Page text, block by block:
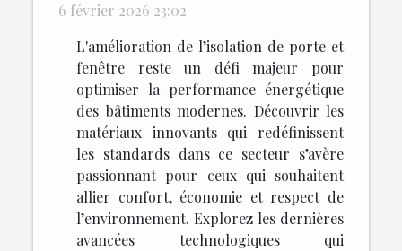
6 février 2026 23:02
L'amélioration de l’isolation de porte et
fenêtre reste un défi majeur pour
optimiser la performance énergétique
des bâtiments modernes. Découvrir les
matériaux innovants qui redéfinissent
les standards dans ce secteur s’avère
passionnant pour ceux qui souhaitent
allier confort, économie et respect de
l’environnement. Explorez les dernières
avancées technologiques qui